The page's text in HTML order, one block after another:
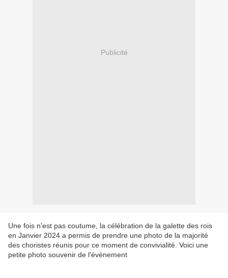
Publicité
Une fois n'est pas coutume, la célébration de la galette des rois
en Janvier 2024 a permis de prendre une photo de la majorité
des choristes réunis pour ce moment de convivialité. Voici une
petite photo souvenir de l'évènement